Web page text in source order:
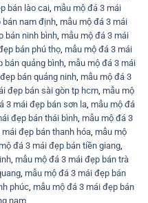
bán lào cai mẫu mộ đá 3 mái
bán nam định mẫu mộ đá 3 mái
bán ninh bình mẫu mộ đá 3 mái
bán phú thọ mẫu mộ đá 3 mái
bán quảng bình mẫu mộ đá 3 mái
bán quảng ninh mẫu mộ đá 3
đẹp bán sài gòn tp hcm mẫu mộ
3 mái đẹp bán sơn la mẫu mộ đá
đẹp bán thái bình mẫu mộ đá 3
đẹp bán thanh hóa mẫu mộ
đá 3 mái đẹp bán tiền giang
mẫu mộ đá 3 mái đẹp bán trà
mẫu mộ đá 3 mái đẹp bán
phúc mẫu mộ đá 3 mái đẹp bán
nam